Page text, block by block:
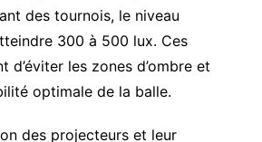
des tournois, le niveau
300 à 500 lux. Ces
d’éviter les zones d’ombre et
optimale de la balle.
des projecteurs et leur